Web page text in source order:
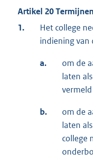
Artikel 20 Termijnen
1.
Het college
indiening van
a.
om de
laten
b.
om de
laten
college